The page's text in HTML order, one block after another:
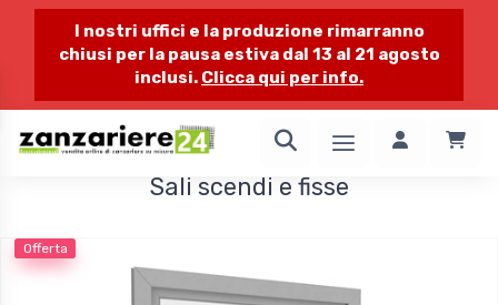
I nostri uffici e la produzione rimarranno
chiusi per la pausa estiva dal 13 al 21 agosto
inclusi. Clicca qui per info.
1 / 1
Sali scendi e fisse
Offerta